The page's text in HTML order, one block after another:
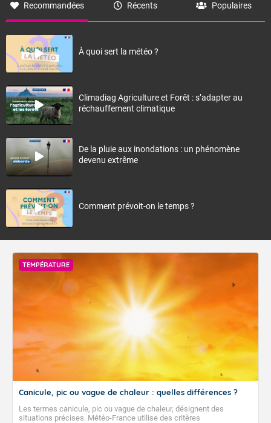
Recommandées Récents Populaires
À quoi sert la météo ?
Climadiag Agriculture et Forêt : s’adapter au
réchauffement climatique
De la pluie aux inondations : un phénomène
devenu extrême
Comment prévoit-on le temps ?
TEMPÉRATURE
Canicule, pic ou vague de chaleur : quelles différences ?
Les termes canicule, pic ou vague de chaleur, désignent des
situations précises. Météo-France utilise des critères